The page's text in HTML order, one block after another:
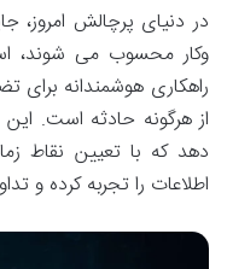
در دنیای پرچالش
وکار محسوب می شوند،
راهکاری هوشمندانه برای
از هرگونه حادثه است. این
دهد که با تعیین نقاط
اطلاعات را تجربه کرده و